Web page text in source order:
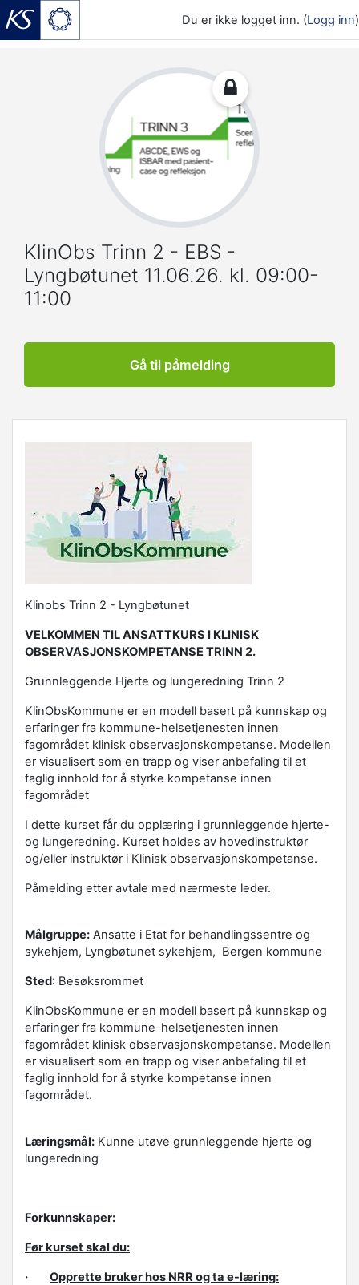
Du er ikke logget inn. (Logg inn)
KlinObs Trinn 2 - EBS -
Lyngbøtunet 11.06.26. kl. 09:00-
11:00
Gå til påmelding
Klinobs Trinn 2 - Lyngbøtunet
VELKOMMEN TIL ANSATTKURS I KLINISK
OBSERVASJONSKOMPETANSE TRINN 2.
Grunnleggende Hjerte og lungeredning Trinn 2
KlinObsKommune er en modell basert på kunnskap og
erfaringer fra kommune-helsetjenesten innen
fagområdet klinisk observasjonskompetanse. Modellen
er visualisert som en trapp og viser anbefaling til et
faglig innhold for å styrke kompetanse innen
fagområdet
I dette kurset får du opplæring i grunnleggende hjerte-
og lungeredning. Kurset holdes av hovedinstruktør
og/eller instruktør i Klinisk observasjonskompetanse.
Påmelding etter avtale med nærmeste leder.
Målgruppe: Ansatte i Etat for behandlingssentre og
sykehjem, Lyngbøtunet sykehjem, Bergen kommune
Sted: Besøksrommet
KlinObsKommune er en modell basert på kunnskap og
erfaringer fra kommune-helsetjenesten innen
fagområdet klinisk observasjonskompetanse. Modellen
er visualisert som en trapp og viser anbefaling til et
faglig innhold for å styrke kompetanse innen
fagområdet.
Læringsmål: Kunne utøve grunnleggende hjerte og
lungeredning
Forkunnskaper:
Før kurset skal du:
· Opprette bruker hos NRR og ta e-læring: